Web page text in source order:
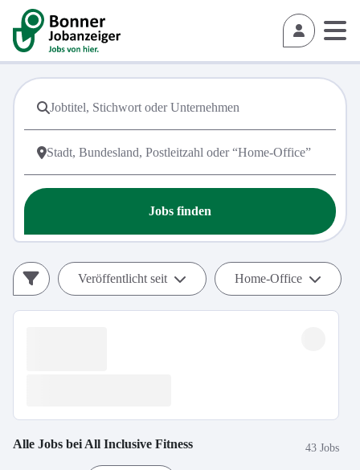
Jobs finden
Veröffentlicht seit Home-Office
Alle Jobs bei All Inclusive Fitness 43 Jobs